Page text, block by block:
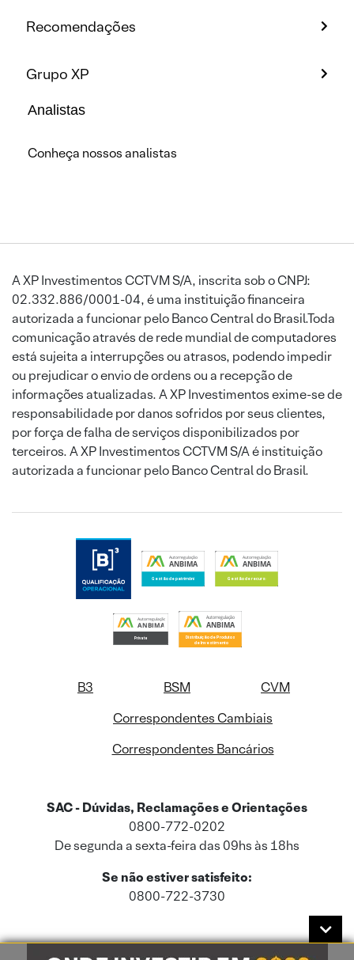
Recomendações
Grupo XP
Analistas
Conheça nossos analistas
A XP Investimentos CCTVM S/A, inscrita sob o CNPJ:
02.332.886/0001-04, é uma instituição financeira
autorizada a funcionar pelo Banco Central do Brasil.Toda
comunicação através de rede mundial de computadores
está sujeita a interrupções ou atrasos, podendo impedir
ou prejudicar o envio de ordens ou a recepção de
informações atualizadas. A XP Investimentos exime-se de
responsabilidade por danos sofridos por seus clientes,
por força de falha de serviços disponibilizados por
terceiros. A XP Investimentos CCTVM S/A é instituição
autorizada a funcionar pelo Banco Central do Brasil.
B3 BSM
CVM
Correspondentes Cambiais
Correspondentes Bancários
SAC - Dúvidas, Reclamações e Orientações
0800-772-0202
De segunda a sexta-feira das 09hs às 18hs
Se não estiver satisfeito:
0800-722-3730